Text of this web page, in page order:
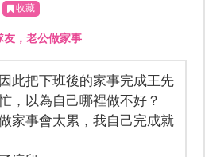
收藏
友，老公做家事
此把下班後的家事完成王先
，以為自己哪裡做不好？
家事會太累，我自己完成就